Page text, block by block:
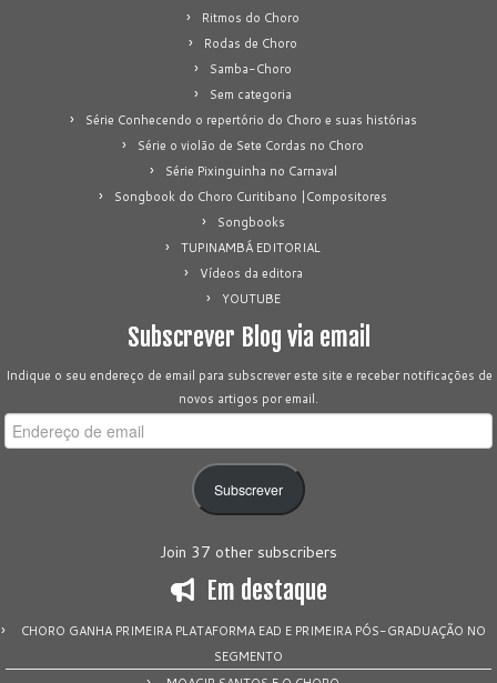
Ritmos do Choro
Rodas de Choro
Samba-Choro
Sem categoria
Série Conhecendo o repertório do Choro e suas histórias
Série o violão de Sete Cordas no Choro
Série Pixinguinha no Carnaval
Songbook do Choro Curitibano |Compositores
Songbooks
TUPINAMBÁ EDITORIAL
Vídeos da editora
YOUTUBE
Subscrever Blog via email
Indique o seu endereço de email para subscrever este site e receber notificações de
novos artigos por email.
Endereço
de
Subscrever
Join 37 other subscribers
Em destaque
CHORO GANHA PRIMEIRA PLATAFORMA EAD E PRIMEIRA PÓS-GRADUAÇÃO NO
SEGMENTO